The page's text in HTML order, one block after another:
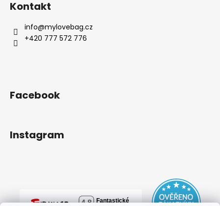
Kontakt
info@mylovebag.cz
+420 777 572 776
Facebook
Instagram